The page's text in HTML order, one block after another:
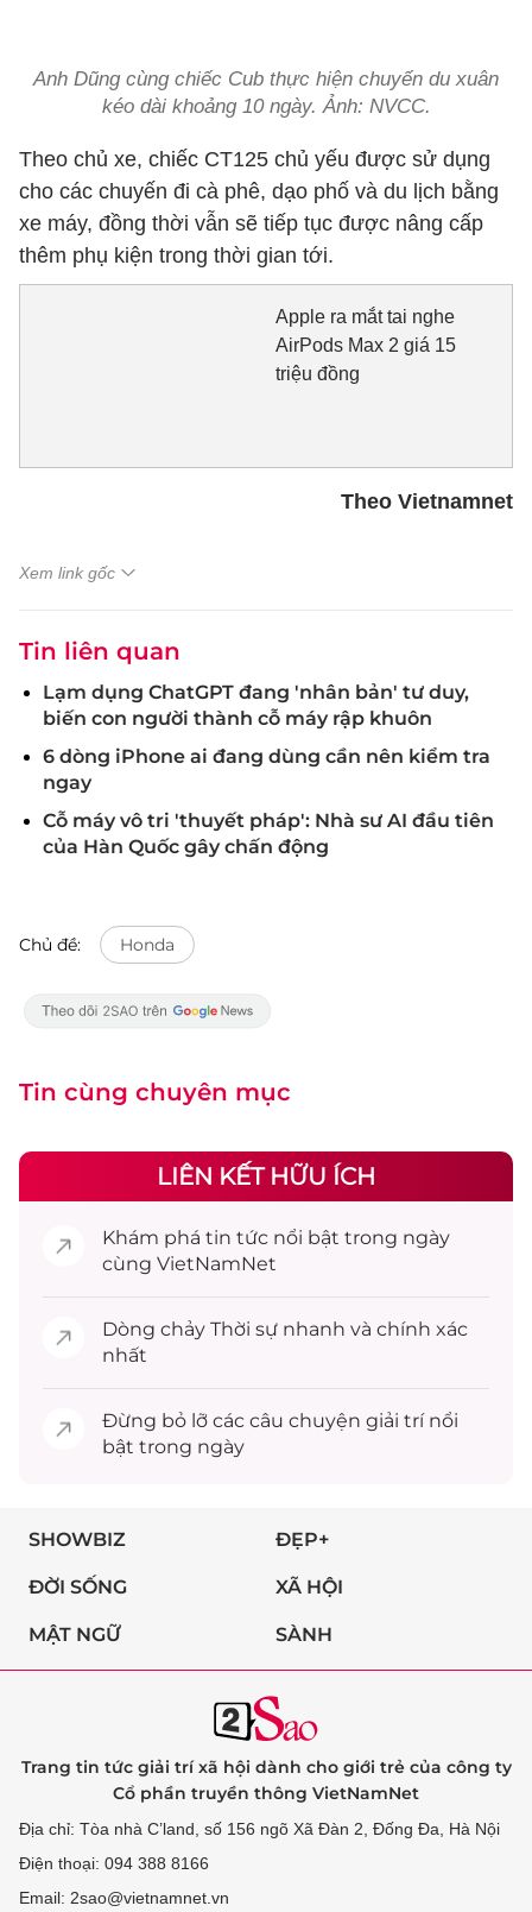
Anh Dũng cùng chiếc Cub thực hiện chuyến du xuân
kéo dài khoảng 10 ngày. Ảnh: NVCC.
Theo chủ xe, chiếc CT125 chủ yếu được sử dụng
cho các chuyến đi cà phê, dạo phố và du lịch bằng
xe máy, đồng thời vẫn sẽ tiếp tục được nâng cấp
thêm phụ kiện trong thời gian tới.
Apple ra mắt tai nghe
AirPods Max 2 giá 15
triệu đồng
Theo Vietnamnet
Xem link gốc
Tin liên quan
Lạm dụng ChatGPT đang 'nhân bản' tư duy,
biến con người thành cỗ máy rập khuôn
6 dòng iPhone ai đang dùng cần nên kiểm tra
ngay
Cỗ máy vô tri 'thuyết pháp': Nhà sư AI đầu tiên
của Hàn Quốc gây chấn động
Chủ đề: Honda
Tin cùng chuyên mục
LIÊN KẾT HỮU ÍCH
Khám phá tin tức nổi bật trong ngày
cùng VietNamNet
Dòng chảy Thời sự nhanh và chính xác
nhất
Đừng bỏ lỡ các câu chuyện giải trínổi
bật trong ngày
SHOWBIZ ĐẸP+
ĐỜI SỐNG XÃ HỘI
MẬT NGỮ SÀNH
Trang tin tức giải trí xã hội dành cho giới trẻ của công ty
Cổ phần truyền thông VietNamNet
Địa chỉ: Tòa nhà C’land, số 156 ngõ Xã Đàn 2, Đống Đa, Hà Nội
Điện thoại: 094 388 8166
Email: 2sao@vietnamnet.vn